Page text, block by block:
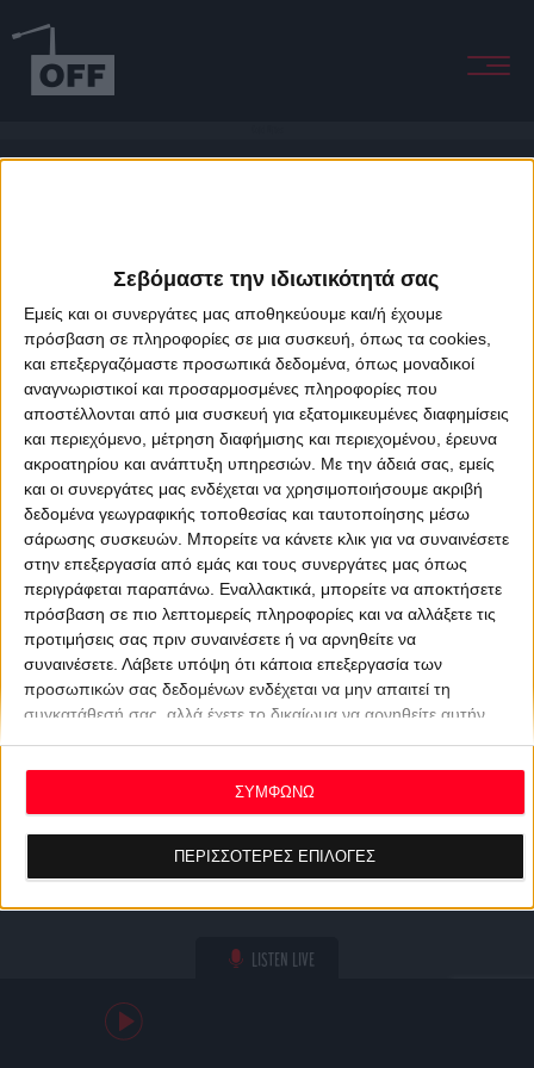
Σεβόμαστε την ιδιωτικότητά σας
Εμείς και οι συνεργάτες μας αποθηκεύουμε και/ή έχουμε
πρόσβαση σε πληροφορίες σε μια συσκευή, όπως τα cookies,
και επεξεργαζόμαστε προσωπικά δεδομένα, όπως μοναδικοί
αναγνωριστικοί και προσαρμοσμένες πληροφορίες που
αποστέλλονται από μια συσκευή για εξατομικευμένες διαφημίσεις
και περιεχόμενο, μέτρηση διαφήμισης και περιεχομένου, έρευνα
ακροατηρίου και ανάπτυξη υπηρεσιών. Με την άδειά σας, εμείς
και οι συνεργάτες μας ενδέχεται να χρησιμοποιήσουμε ακριβή
δεδομένα γεωγραφικής τοποθεσίας και ταυτοποίησης μέσω
σάρωσης συσκευών. Μπορείτε να κάνετε κλικ για να συναινέσετε
στην επεξεργασία από εμάς και τους συνεργάτες μας όπως
περιγράφεται παραπάνω. Εναλλακτικά, μπορείτε να αποκτήσετε
πρόσβαση σε πιο λεπτομερείς πληροφορίες και να αλλάξετε τις
προτιμήσεις σας πριν συναινέσετε ή να αρνηθείτε να
συναινέσετε. Λάβετε υπόψη ότι κάποια επεξεργασία των
προσωπικών σας δεδομένων ενδέχεται να μην απαιτεί τη
συγκατάθεσή σας, αλλά έχετε το δικαίωμα να αρνηθείτε αυτήν
ανακαλέσετε τη συγκατάθεσή σας ανά πάσα στιγμή
επιστρέφοντας σε αυτόν τον ιστότοπο και κάνοντας κλικ στο
κουμπί "Απορρήτου" στο κάτω μέρος της ιστοσελίδας.
ΠΕΡΙΣΣΟΤΕΡΕΣ ΕΠΙΛΟΓΕΣ
ΣΥΜΦΩΝΩ
LISTEN LIVE
About Offradio Business Class Terms & Conditions
Privacy Policy
Designed & developed byporcupine colors&Fotis Alexandrou